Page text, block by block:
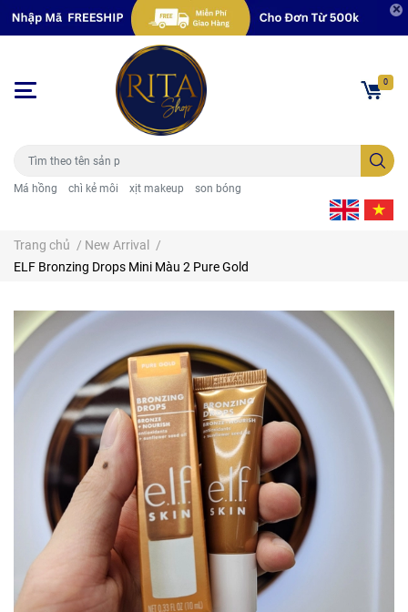
Má hồng chì kẻ môi xịt makeup son bóng
0
Trang chủ / New Arrival
/
ELF Bronzing Drops Mini Màu 2 Pure Gold